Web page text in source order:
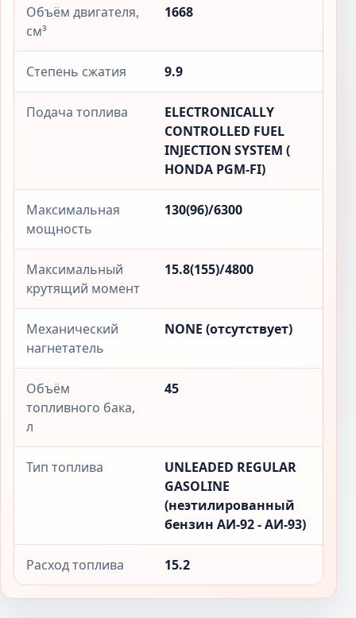
Объём двигателя,
см³
1668
Степень сжатия 9.9
Подача топлива
ELECTRONICALLY
CONTROLLED FUEL
INJECTION SYSTEM (
HONDA PGM-FI)
Максимальная
мощность
130(96)/6300
Максимальный
крутящий момент
15.8(155)/4800
Механический
нагнетатель
NONE (отсутствует)
Объём
топливного бака,
л
45
Тип топлива
UNLEADED REGULAR
GASOLINE
(неэтилированный
бензин АИ-92 - АИ-93)
Расход топлива 15.2